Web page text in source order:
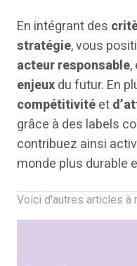
En intégrant des
stratégie, vous
acteur responsable,
enjeuxdu futur. En
compétitivitéet
grâce à des labels
contribuez ainsi
monde plus durable
Voici d'autres articles à